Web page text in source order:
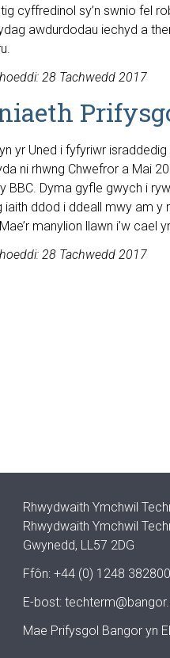
cyffredinol sy’n swnio fel
awdurdodau iechyd a
28 Tachwedd 2017
yr Uned i fyfyriwr
ni rhwng Chwefror a Mai
BBC. Dyma gyfle gwych i
iaith ddod i ddeall mwy am
manylion llawn i’w cael
28 Tachwedd 2017
Rhwydwaith Ymchwil
Rhwydwaith Ymchwil
Gwynedd, LL57 2DG
Ffôn: +44 (0) 1248 382800
E-bost:
Mae Prifysgol Bangor yn